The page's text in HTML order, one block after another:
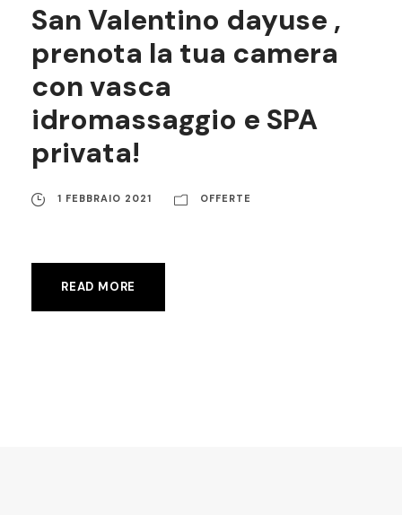
San Valentino dayuse ,
prenota la tua camera
con vasca
idromassaggio e SPA
privata!
1 FEBBRAIO 2021 OFFERTE
READ MORE